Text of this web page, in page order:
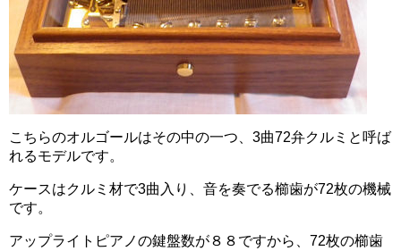
こちらのオルゴールはその中の一つ、3曲72弁クルミと呼ば
れるモデルです。
ケースはクルミ材で3曲入り、音を奏でる櫛歯が72枚の機械
です。
アップライトピアノの鍵盤数が８８ですから、72枚の櫛歯